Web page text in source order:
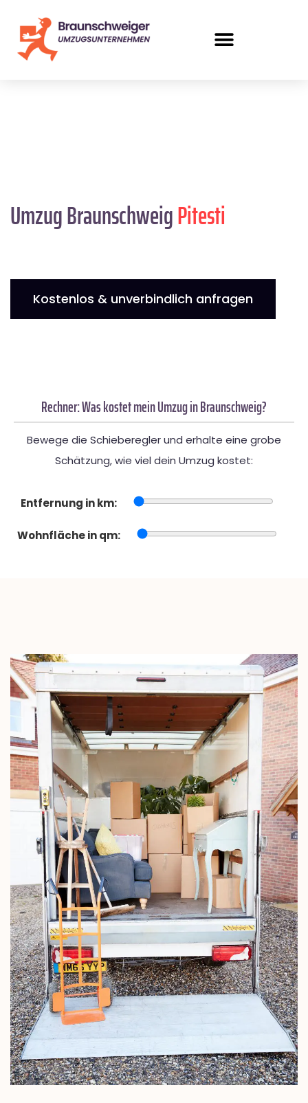
Umzug BraunschweigPitesti
Kostenlos & unverbindlich anfragen
Rechner: Was kostet mein Umzug in Braunschweig?
Bewege die Schieberegler und erhalte eine grobe
Schätzung, wie viel dein Umzug kostet:
Entfernung in km:
Wohnfläche in qm: